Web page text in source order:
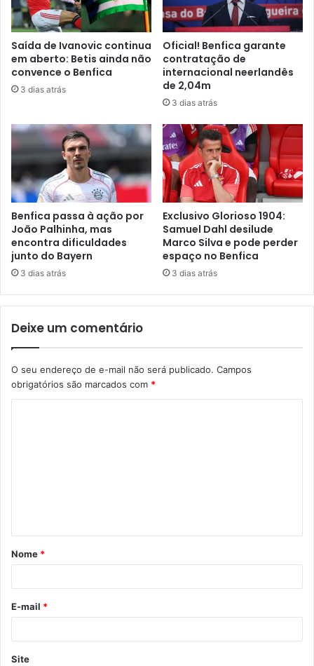
Saída de Ivanovic continua
em aberto: Betis ainda não
convence o Benfica
3 dias atrás
Oficial! Benfica garante
contratação de
internacional neerlandês
de 2,04m
3 dias atrás
Benfica passa à ação por
João Palhinha, mas
encontra dificuldades
junto do Bayern
3 dias atrás
Exclusivo Glorioso 1904:
Samuel Dahl desilude
Marco Silva e pode perder
espaço no Benfica
3 dias atrás
Deixe um comentário
O seu endereço de e-mail não será publicado. Campos
obrigatórios são marcados com *
á
r
*
Nome *
E-mail *
Site